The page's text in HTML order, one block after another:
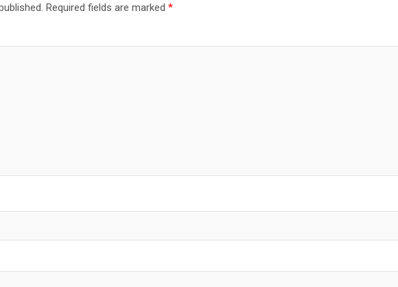
Required fields are marked *